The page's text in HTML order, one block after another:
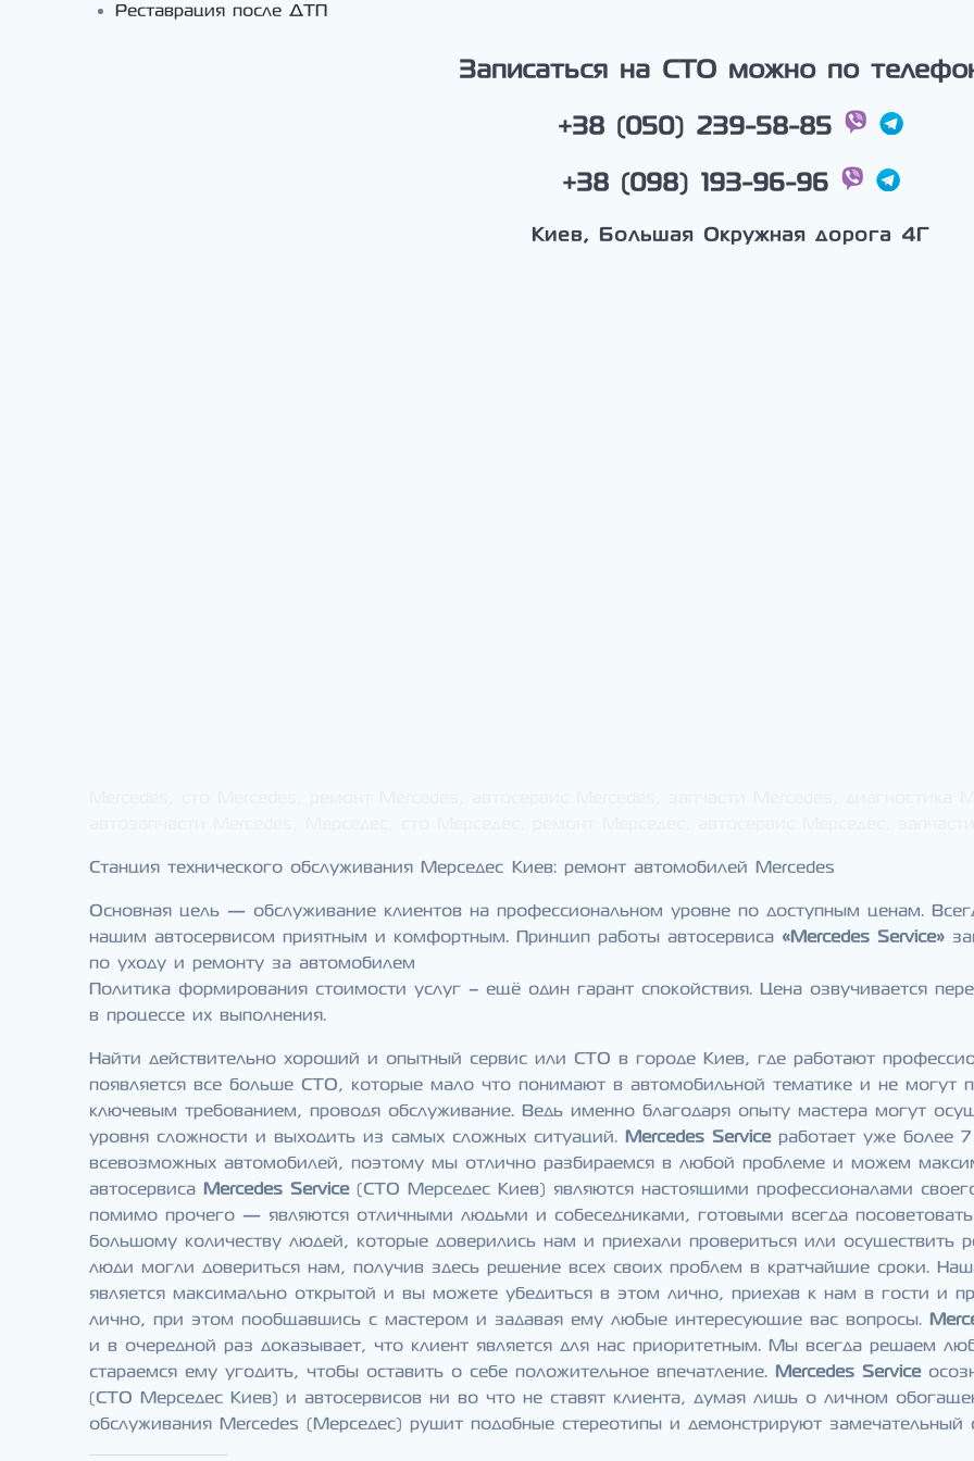
Реставрация после ДТП
Записаться на СТО можно по
+38 (050) 239-58-85
+38 (098) 193-96-96
Киев, Большая Окружная дорога 4Г
Станция технического обслуживания Мерседес Киев: ремонт автомобилей Mercedes
Основная цель — обслуживание клиентов на профессиональном уровне по доступным ценам.
нашим автосервисом приятным и комфортным. Принцип работы автосервиса «Mercedes Service»
по уходу и ремонту за автомобилем
Политика формирования стоимости услуг – ещё один гарант спокойствия. Цена озвучивается
в процессе их выполнения.
Найти действительно хороший и опытный сервис или СТО в городе Киев, где работают
появляется все больше СТО, которые мало что понимают в автомобильной тематике и не могут
ключевым требованием, проводя обслуживание. Ведь именно благодаря опыту мастера могут
уровня сложности и выходить из самых сложных ситуаций.Mercedes Serviceработает уже более
всевозможных автомобилей, поэтому мы отлично разбираемся в любой проблеме и можем
автосервисаMercedes Service(СТО Мерседес Киев) являются настоящими профессионалами
помимо прочего — являются отличными людьми и собеседниками, готовыми всегда
большому количеству людей, которые доверились нам и приехали провериться или
люди могли довериться нам, получив здесь решение всех своих проблем в кратчайшие сроки.
является максимально открытой и вы можете убедиться в этом лично, приехав к нам в гости и
лично, при этом пообщавшись с мастером и задавая ему любые интересующие вас вопросы.
и в очередной раз доказывает, что клиент является для нас приоритетным. Мы всегда решаем
стараемся ему угодить, чтобы оставить о себе положительное впечатление.Mercedes Service
(СТО Мерседес Киев) и автосервисов ни во что не ставят клиента, думая лишь о личном
обслуживания Mercedes (Мерседес) рушит подобные стереотипы и демонстрируют замечательный